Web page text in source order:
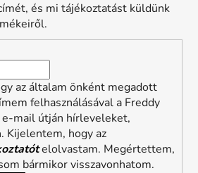
és mi tájékoztatást küldünk
az általam önként megadott
felhasználásával a Freddy
mail útján hírleveleket,
Kijelentem, hogy az
elolvastam. Megértettem,
bármikor visszavonhatom.